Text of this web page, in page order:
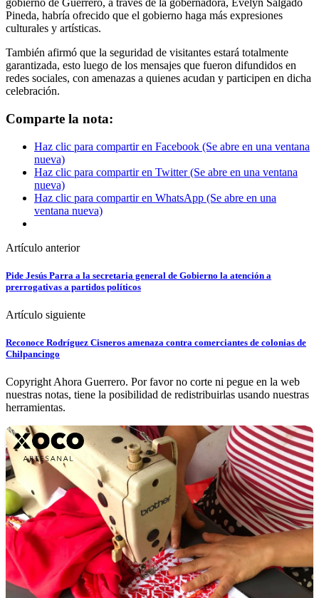
gobierno de Guerrero, a través de la gobernadora, Evelyn Salgado
Pineda, habría ofrecido que el gobierno haga más expresiones
culturales y artísticas.
También afirmó que la seguridad de visitantes estará totalmente
garantizada, esto luego de los mensajes que fueron difundidos en
redes sociales, con amenazas a quienes acudan y participen en dicha
celebración.
Comparte la nota:
Haz clic para compartir en Facebook (Se abre en una ventana
nueva)
Haz clic para compartir en Twitter (Se abre en una ventana
nueva)
Haz clic para compartir en WhatsApp (Se abre en una
ventana nueva)
Artículo anterior
Pide Jesús Parra a la secretaria general de Gobierno la atención a
prerrogativas a partidos políticos
Artículo siguiente
Reconoce Rodríguez Cisneros amenaza contra comerciantes de colonias de
Chilpancingo
Copyright Ahora Guerrero. Por favor no corte ni pegue en la web
nuestras notas, tiene la posibilidad de redistribuirlas usando nuestras
herramientas.